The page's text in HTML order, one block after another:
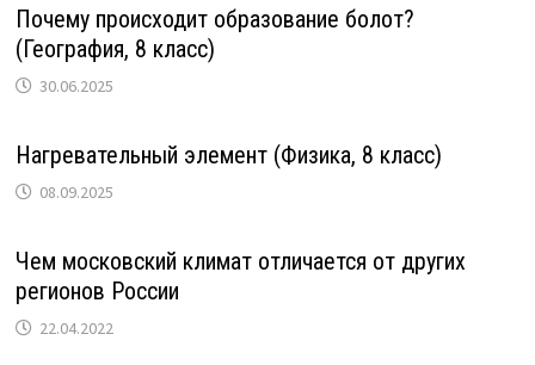
Почему происходит образование болот?
(География, 8 класс)
30.06.2025
Нагревательный элемент (Физика, 8 класс)
08.09.2025
Чем московский климат отличается от других
регионов России
22.04.2022